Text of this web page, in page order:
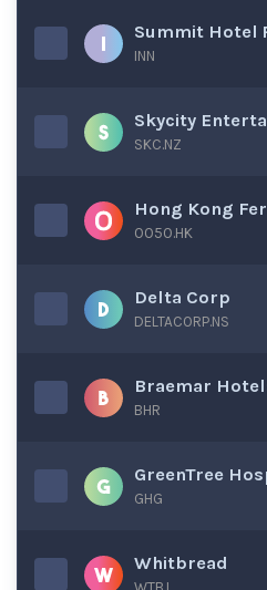
Summit Hotel
INN
Skycity
SKC.NZ
Hong Kong
0050.HK
Delta Corp
DELTACORP.NS
Braemar
BHR
GreenTree
GHG
Whitbread